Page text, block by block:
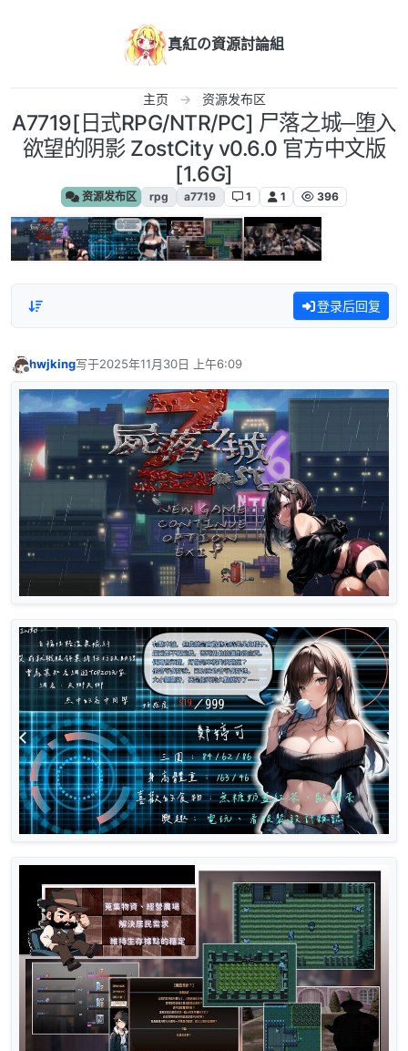
真紅の資源討論組
主页 资源发布区
A7719[日式RPG/NTR/PC] 尸落之城─堕入
欲望的阴影 ZostCity v0.6.0 官方中文版
[1.6G]
资源发布区 rpg a7719 1 1 396
登录后回复
hwjking写于2025年11月30日 上午6:09
最后由 编辑